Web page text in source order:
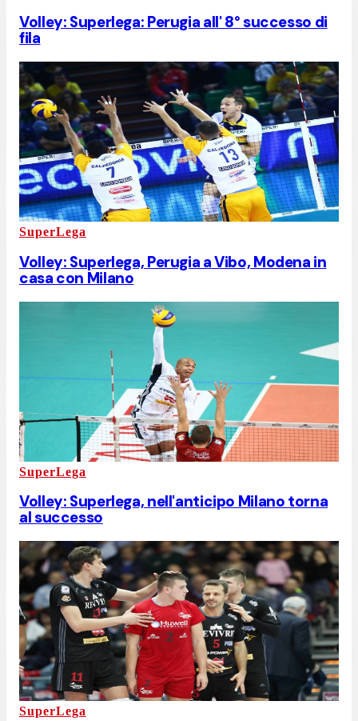
Volley: Superlega: Perugia all' 8° successo di
fila
SuperLega
Volley: Superlega, Perugia a Vibo, Modena in
casa con Milano
SuperLega
Volley: Superlega, nell'anticipo Milano torna
al successo
SuperLega